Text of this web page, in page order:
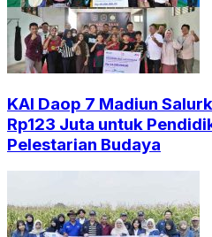
KAI Daop 7 Madiun
Rp123 Juta untuk
Pelestarian Budaya